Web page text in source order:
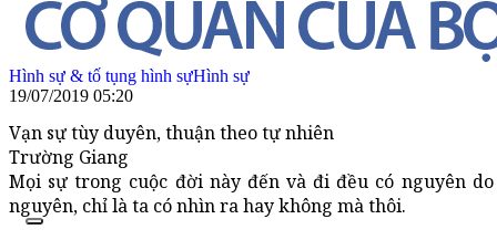
Hình sự & tố tụng hình sựHình sự
19/07/2019 05:20
Vạn sự tùy duyên, thuận theo tự nhiên
Trường Giang
Mọi sự trong cuộc đời này đến và đi đều có nguyên
nguyên, chỉ là ta có nhìn ra hay không mà thôi.